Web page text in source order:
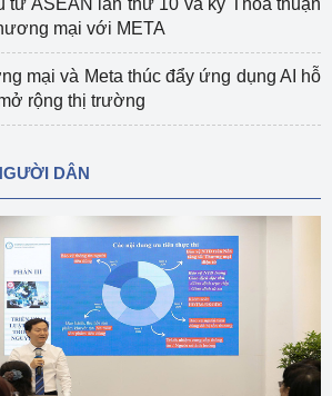
tư ASEAN lần thứ 10 và ký Thỏa thuận
mại với META
mại và Meta thúc đẩy ứng dụng AI hỗ
rộng thị trường
DÂN